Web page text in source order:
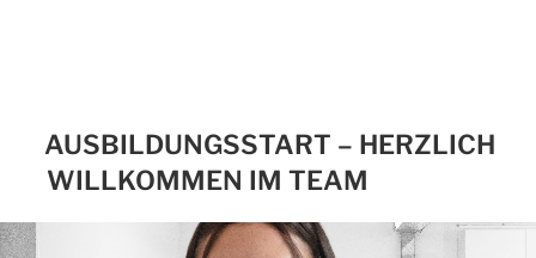
AUSBILDUNGSSTART – HERZLICH
WILLKOMMEN IM TEAM